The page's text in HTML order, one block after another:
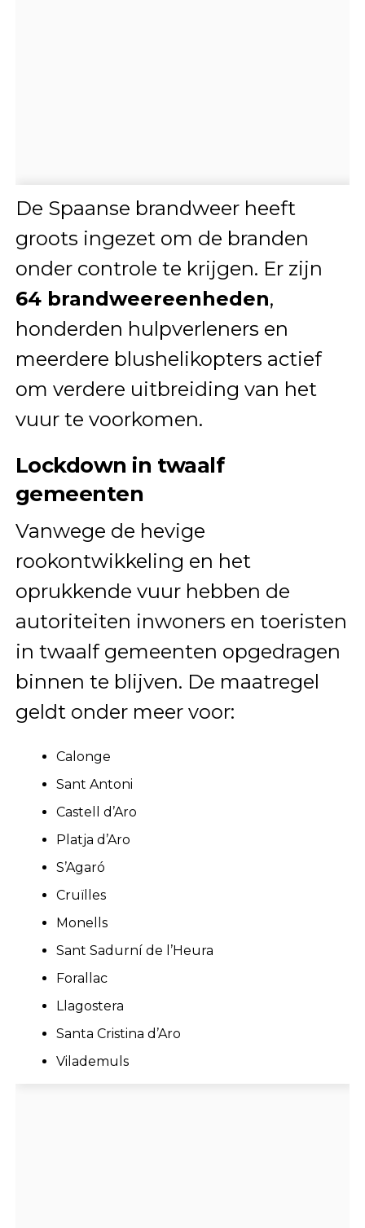
De Spaanse brandweer heeft
groots ingezet om de branden
onder controle te krijgen. Er zijn
64 brandweereenheden,
honderden hulpverleners en
meerdere blushelikopters actief
om verdere uitbreiding van het
vuur te voorkomen.
Lockdown in twaalf
gemeenten
Vanwege de hevige
rookontwikkeling en het
oprukkende vuur hebben de
autoriteiten inwoners en toeristen
in twaalf gemeenten opgedragen
binnen te blijven. De maatregel
geldt onder meer voor:
Calonge
Sant Antoni
Castell d’Aro
Platja d’Aro
S’Agaró
Cruïlles
Monells
Sant Sadurní de l’Heura
Forallac
Llagostera
Santa Cristina d’Aro
Vilademuls